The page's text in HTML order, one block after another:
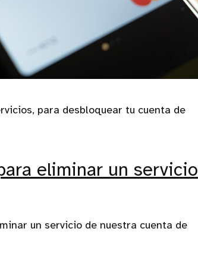
para desbloquear tu cuenta de
eliminar un servicio
un servicio de nuestra cuenta de